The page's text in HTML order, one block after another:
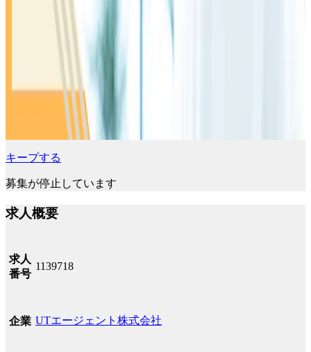
キープする
募集が停止しています
求人概要
求人
番号
1139718
企業 UTエージェント株式会社